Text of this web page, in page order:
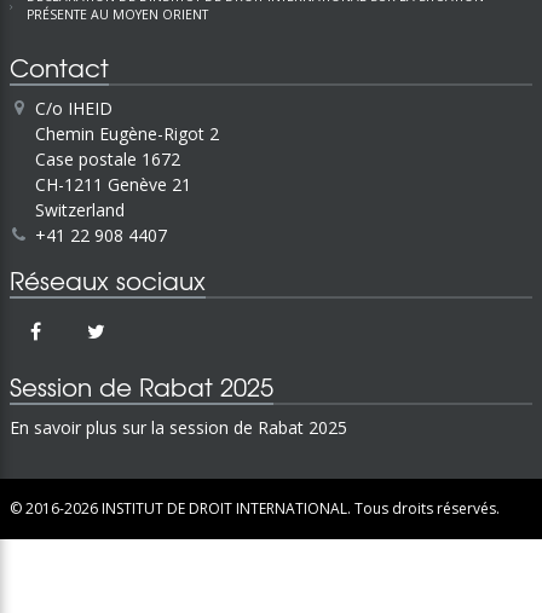
PRÉSENTE AU MOYEN ORIENT
Contact
C/o IHEID
Chemin Eugène-Rigot 2
Case postale 1672
CH-1211 Genève 21
Switzerland
+41 22 908 4407
Réseaux sociaux
Session de Rabat 2025
En savoir plus sur la session de Rabat 2025
© 2016-2026INSTITUT DE DROIT INTERNATIONAL. Tous droits réservés.